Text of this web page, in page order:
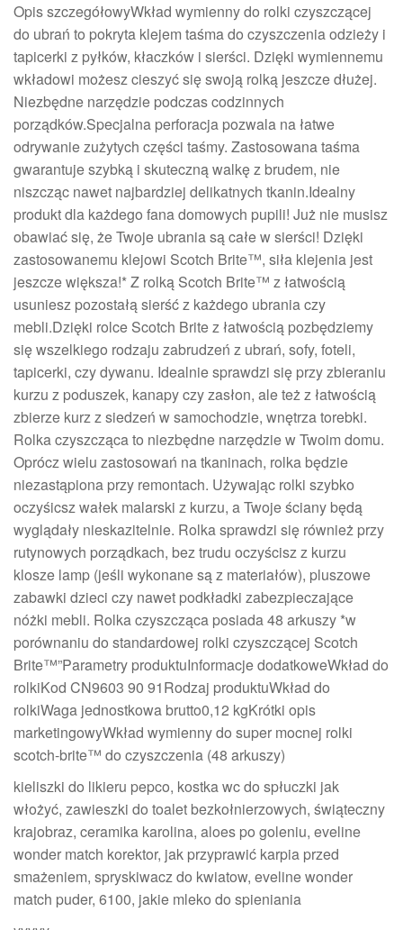
Opis szczegółowyWkład wymienny do rolki czyszczącej
do ubrań to pokryta klejem taśma do czyszczenia odzieży i
tapicerki z pyłków, kłaczków i sierści. Dzięki wymiennemu
wkładowi możesz cieszyć się swoją rolką jeszcze dłużej.
Niezbędne narzędzie podczas codzinnych
porządków.Specjalna perforacja pozwala na łatwe
odrywanie zużytych części taśmy. Zastosowana taśma
gwarantuje szybką i skuteczną walkę z brudem, nie
niszcząc nawet najbardziej delikatnych tkanin.Idealny
produkt dla każdego fana domowych pupili! Już nie musisz
obawiać się, że Twoje ubrania są całe w sierści! Dzięki
zastosowanemu klejowi Scotch Brite™, siła klejenia jest
jeszcze większa!* Z rolką Scotch Brite™ z łatwością
usuniesz pozostałą sierść z każdego ubrania czy
mebli.Dzięki rolce Scotch Brite z łatwością pozbędziemy
się wszelkiego rodzaju zabrudzeń z ubrań, sofy, foteli,
tapicerki, czy dywanu. Idealnie sprawdzi się przy zbieraniu
kurzu z poduszek, kanapy czy zasłon, ale też z łatwością
zbierze kurz z siedzeń w samochodzie, wnętrza torebki.
Rolka czyszcząca to niezbędne narzędzie w Twoim domu.
Oprócz wielu zastosowań na tkaninach, rolka będzie
niezastąpiona przy remontach. Używając rolki szybko
oczyśicsz wałek malarski z kurzu, a Twoje ściany będą
wyglądały nieskazitelnie. Rolka sprawdzi się również przy
rutynowych porządkach, bez trudu oczyścisz z kurzu
klosze lamp (jeśli wykonane są z materiałów), pluszowe
zabawki dzieci czy nawet podkładki zabezpieczające
nóżki mebli. Rolka czyszcząca posiada 48 arkuszy *w
porównaniu do standardowej rolki czyszczącej Scotch
Brite™”Parametry produktuInformacje dodatkoweWkład do
rolkiKod CN9603 90 91Rodzaj produktuWkład do
rolkiWaga jednostkowa brutto0,12 kgKrótki opis
marketingowyWkład wymienny do super mocnej rolki
scotch-brite™ do czyszczenia (48 arkuszy)
kieliszki do likieru pepco, kostka wc do spłuczki jak
włożyć, zawieszki do toalet bezkołnierzowych, świąteczny
krajobraz, ceramika karolina, aloes po goleniu, eveline
wonder match korektor, jak przyprawić karpia przed
smażeniem, spryskiwacz do kwiatow, eveline wonder
match puder, 6100, jakie mleko do spieniania